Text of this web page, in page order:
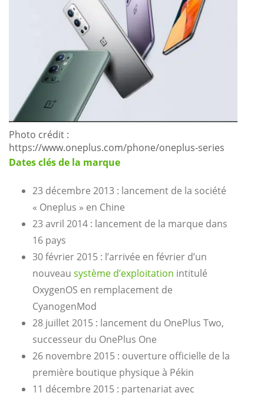
Photo crédit :
https://www.oneplus.com/phone/oneplus-series
Dates clés de la marque
23 décembre 2013 : lancement de la société
« Oneplus » en Chine
23 avril 2014 : lancement de la marque dans
16 pays
30 février 2015 : l’arrivée en février d’un
nouveau système d’exploitation intitulé
OxygenOS en remplacement de
CyanogenMod
28 juillet 2015 : lancement du OnePlus Two,
successeur du OnePlus One
26 novembre 2015 : ouverture officielle de la
première boutique physique à Pékin
11 décembre 2015 : partenariat avec